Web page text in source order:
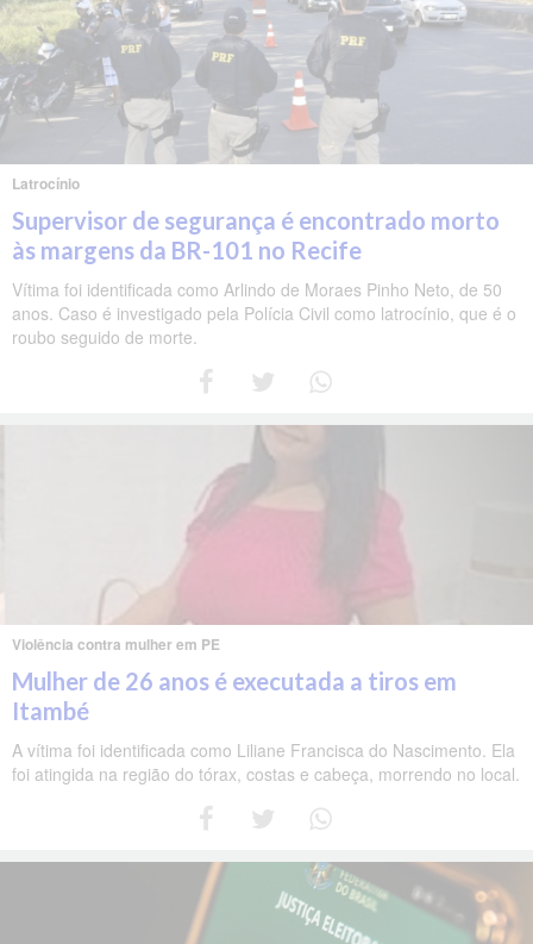
Latrocínio
Supervisor de segurança é encontrado morto
às margens da BR-101 no Recife
Vítima foi identificada como Arlindo de Moraes Pinho Neto, de 50
anos. Caso é investigado pela Polícia Civil como latrocínio, que é o
roubo seguido de morte.
Violência contra mulher em PE
Mulher de 26 anos é executada a tiros em
Itambé
A vítima foi identificada como Liliane Francisca do Nascimento. Ela
foi atingida na região do tórax, costas e cabeça, morrendo no local.